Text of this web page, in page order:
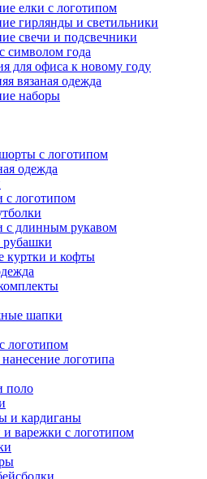
елки с логотипом
гирлянды и светильники
свечи и подсвечники
символом года
для офиса к новому году
вязаная одежда
наборы
с логотипом
одежда
с логотипом
с длинным рукавом
куртки и кофты
шапки
логотипом
логотипа
поло
и кардиганы
и варежки с логотипом